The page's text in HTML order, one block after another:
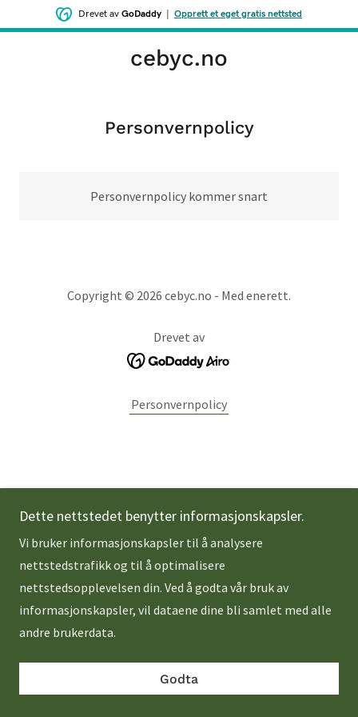
Drevet av GoDaddy Opprett et eget gratis nettsted
cebyc.no
Personvernpolicy
Personvernpolicy kommer snart
Copyright © 2026 cebyc.no - Med enerett.
Drevet av
Personvernpolicy
Dette nettstedet benytter informasjonskapsler.
Vi bruker informasjonskapsler til å analysere
nettstedstrafikk og til å optimalisere
nettstedsopplevelsen din. Ved å godta vår bruk av
informasjonskapsler, vil dataene dine bli samlet med alle
andre brukerdata.
Godta